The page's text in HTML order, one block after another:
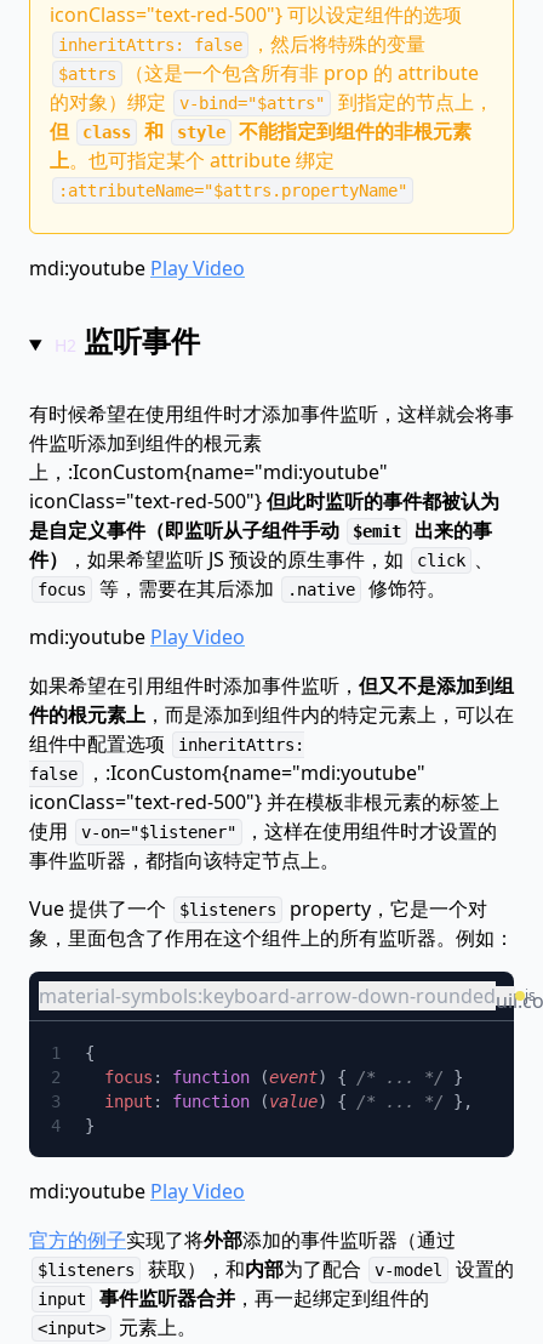
iconClass="text-red-500"} 可以设定组件的选项
inheritAttrs: false ，然后将特殊的变量
$attrs
（这是一个包含所有非 prop 的 attribute
的对象）绑定
v-bind="$attrs"
到指定的节点上，
但
class 和 style
不能指定到组件的非根元素
上。也可指定某个 attribute 绑定
:attributeName="$attrs.propertyName"
mdi:youtube Play Video
监听事件
有时候希望在使用组件时才添加事件监听，这样就会将事
件监听添加到组件的根元素
上，:IconCustom{name="mdi:youtube"
iconClass="text-red-500"}但此时监听的事件都被认为
是自定义事件（即监听从子组件手动
$emit
出来的事
件）
，如果希望监听 JS 预设的原生事件，如 click 、
focus 等，需要在其后添加 .native
修饰符。
mdi:youtube Play Video
如果希望在引用组件时添加事件监听， 但又不是添加到组
件的根元素上 ，而是添加到组件内的特定元素上，可以在
组件中配置选项
inheritAttrs:
false
，:IconCustom{name="mdi:youtube"
iconClass="text-red-500"} 并在模板非根元素的标签上
使用
v-on="$listener"
，这样在使用组件时才设置的
事件监听器，都指向该特定节点上。
Vue 提供了一个
$listeners
property，它是一个对
象，里面包含了作用在这个组件上的所有监听器。例如：
material-symbols:keyboard-arrow-down-rounded js
  focus
: function (event) { /* ... */
  input
: function (value) { /* ... */
mdi:youtube Play Video
官方的例子实现了将外部添加的事件监听器（通过
$listeners 获取），和内部为了配合 v-model 设置的
input 事件监听器合并 ，再一起绑定到组件的
<input> 元素上。